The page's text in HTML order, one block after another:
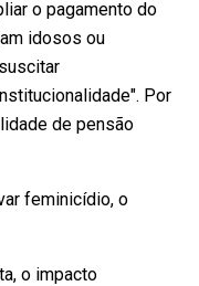
o pagamento do
idosos ou
Por
de pensão
feminicídio, o
o impacto